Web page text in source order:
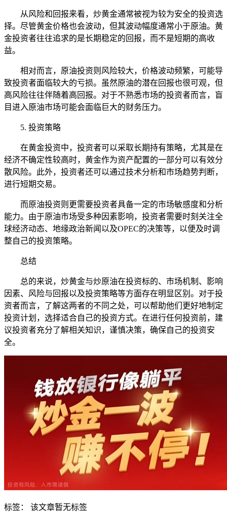
从风险和回报来看，炒黄金通常被视为较为安全的投资选
择。尽管黄金价格也会波动，但其波动幅度通常小于原油。黄
金投资者往往追求的是长期稳定的回报，而不是短期的高收
益。
相对而言，原油投资则风险较大，价格波动频繁，可能导
致投资者面临较大的亏损。虽然原油的潜在回报也很可观，但
高风险往往伴随着高回报。对于不熟悉市场的投资者而言，盲
目进入原油市场可能会面临巨大的财务压力。
5. 投资策略
在黄金投资中，投资者可以采取长期持有策略，尤其是在
经济不确定性较高时，黄金作为资产配置的一部分可以有效分
散风险。此外，投资者还可以通过技术分析和市场趋势判断，
进行短期交易。
而原油投资则更需要投资者具备一定的市场敏感度和分析
能力。由于原油市场受多种因素影响，投资者需要时刻关注全
球经济动态、地缘政治新闻以及OPEC的决策等，以便及时调
整自己的投资策略。
总结
总的来说，炒黄金与炒原油在投资标的、市场机制、影响
因素、风险与回报以及投资策略等方面存在明显区别。对于投
资者而言，了解这两者的不同之处，可以帮助他们更好地制定
投资计划，选择适合自己的投资方式。在进行任何投资前，建
议投资者充分了解相关知识，谨慎决策，确保自己的投资安
全。
标签：
该文章暂无标签